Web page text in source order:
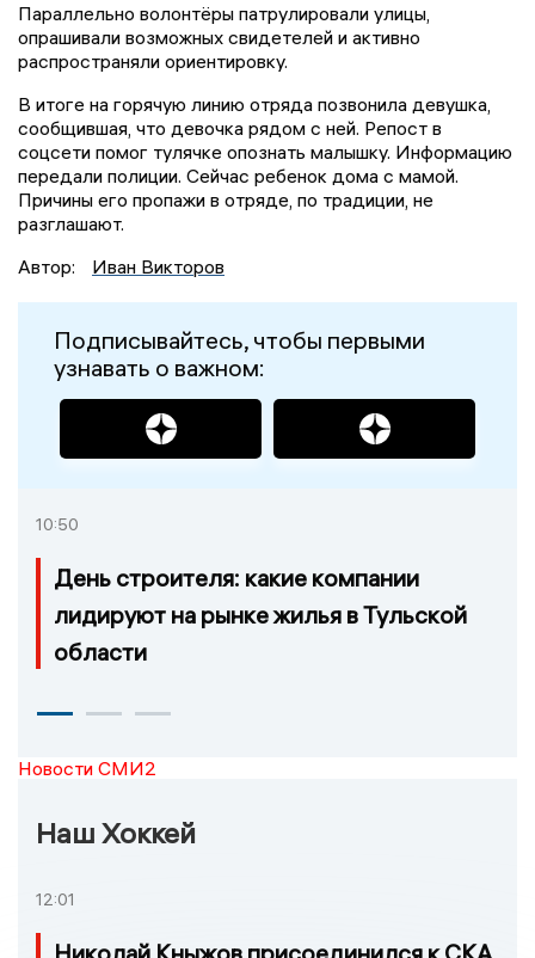
Параллельно волонтёры патрулировали улицы,
опрашивали возможных свидетелей и активно
распространяли ориентировку.
В итоге на горячую линию отряда позвонила девушка,
сообщившая, что девочка рядом с ней. Репост в
соцсети помог тулячке опознать малышку. Информацию
передали полиции. Сейчас ребенок дома с мамой.
Причины его пропажи в отряде, по традиции, не
разглашают.
Автор:
Иван Викторов
Подписывайтесь, чтобы первыми
узнавать о важном:
10:50
День строителя: какие компании
лидируют на рынке жилья в Тульской
области
Новости СМИ2
Наш Хоккей
12:01